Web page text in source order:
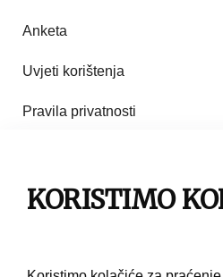
Anketa
Uvjeti korištenja
Pravila privatnosti
Pravila korištenja
KORISTIMO